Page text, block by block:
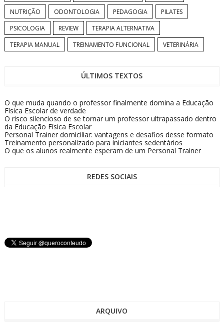
NUTRIÇÃO
ODONTOLOGIA PEDAGOGIA
PILATES
PSICOLOGIA
REVIEW
TERAPIA ALTERNATIVA
TERAPIA MANUAL
TREINAMENTO FUNCIONAL VETERINÁRIA
ÚLTIMOS TEXTOS
O que muda quando o professor finalmente domina a Educação
Física Escolar de verdade
O risco silencioso de se tornar um professor ultrapassado dentro
da Educação Física Escolar
Personal Trainer domiciliar: vantagens e desafios desse formato
Treinamento personalizado para iniciantes sedentários
O que os alunos realmente esperam de um Personal Trainer
REDES SOCIAIS
ARQUIVO